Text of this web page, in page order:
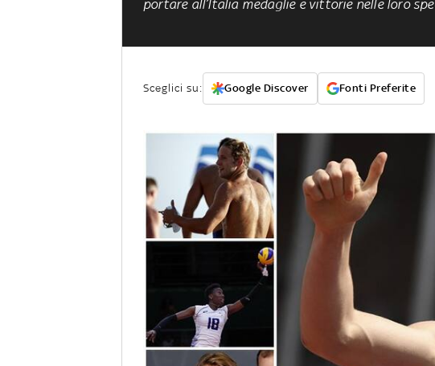
portare all’Italia medaglie e vittorie nelle loro
Sceglici su: Google Discover Fonti Preferite